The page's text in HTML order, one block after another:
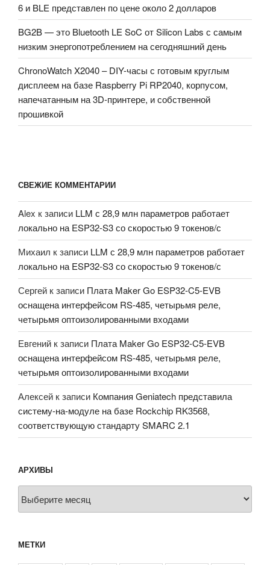
6 и BLE представлен по цене около 2 долларов
BG2B — это Bluetooth LE SoC от Silicon Labs с самым
низким энергопотреблением на сегодняшний день
ChronoWatch X2040 – DIY-часы с готовым круглым
дисплеем на базе Raspberry Pi RP2040, корпусом,
напечатанным на 3D-принтере, и собственной
прошивкой
СВЕЖИЕ КОММЕНТАРИИ
Alex к записи LLM с 28,9 млн параметров работает
локально на ESP32-S3 со скоростью 9 токенов/с
Михаил к записи LLM с 28,9 млн параметров работает
локально на ESP32-S3 со скоростью 9 токенов/с
Сергей к записи Плата Maker Go ESP32-C5-EVB
оснащена интерфейсом RS-485, четырьмя реле,
четырьмя оптоизолированными входами
Евгений к записи Плата Maker Go ESP32-C5-EVB
оснащена интерфейсом RS-485, четырьмя реле,
четырьмя оптоизолированными входами
Алексей к записи Компания Geniatech представила
систему-на-модуле на базе Rockchip RK3568,
соответствующую стандарту SMARC 2.1
АРХИВЫ
МЕТКИ